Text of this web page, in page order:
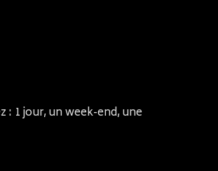
: 1 jour, un week-end, une